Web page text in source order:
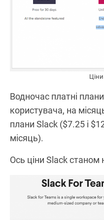
Водночас платні
користувача, на
плани Slack ($7.25 і
місяць).
Ось ціни Slack станом